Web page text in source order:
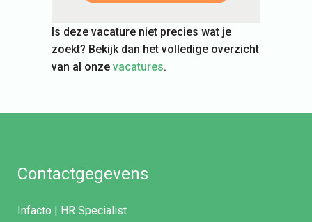
Is deze vacature niet precies wat je
zoekt? Bekijk dan het volledige overzicht
van al onze vacatures.
Contactgegevens
Infacto | HR Specialist